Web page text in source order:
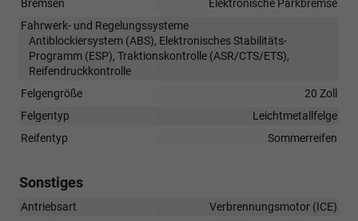
Bremsen
Elektronische Parkbremse
Fahrwerk- und Regelungssysteme
Antiblockiersystem (ABS), Elektronisches Stabilitäts-
Programm (ESP), Traktionskontrolle (ASR/CTS/ETS),
Reifendruckkontrolle
Felgengröße
20 Zoll
Felgentyp
Leichtmetallfelge
Reifentyp
Sommerreifen
Sonstiges
Antriebsart
Verbrennungsmotor (ICE)